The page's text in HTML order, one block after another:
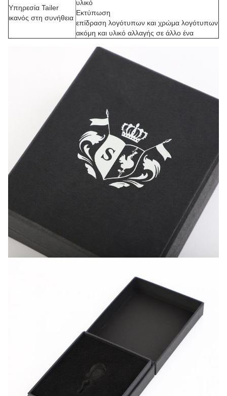
Υπηρεσία Tailer
ικανός στη συνήθεια
υλικό
Εκτύπωση
επίδραση λογότυπων και χρώμα λογότυπων
ακόμη και υλικό αλλαγής σε άλλο ένα